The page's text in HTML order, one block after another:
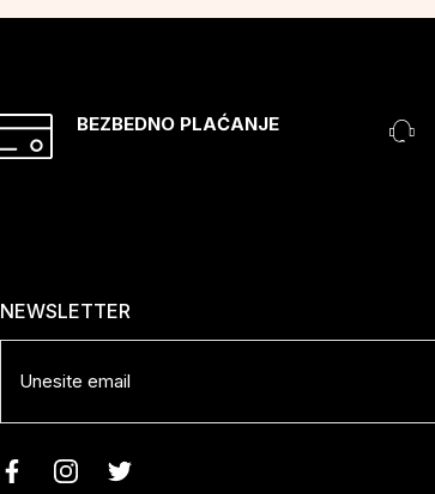
BEZBEDNO PLAĆANJE
NEWSLETTER